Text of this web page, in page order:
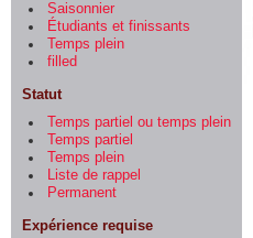
Saisonnier
Étudiants et finissants
Temps plein
filled
Statut
Temps partiel ou temps plein
Temps partiel
Temps plein
Liste de rappel
Permanent
Expérience requise